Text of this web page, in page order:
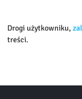
Drogi użytkowniku,
treści.